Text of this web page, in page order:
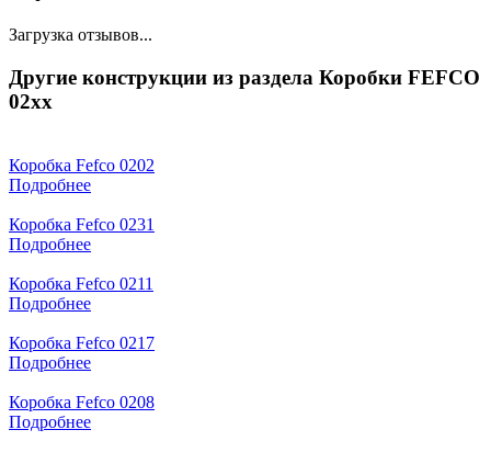
Загрузка отзывов...
Другие конструкции из раздела Коробки FEFCO
02xx
Коробка Fefco 0202
Подробнее
Коробка Fefco 0231
Подробнее
Коробка Fefco 0211
Подробнее
Коробка Fefco 0217
Подробнее
Коробка Fefco 0208
Подробнее